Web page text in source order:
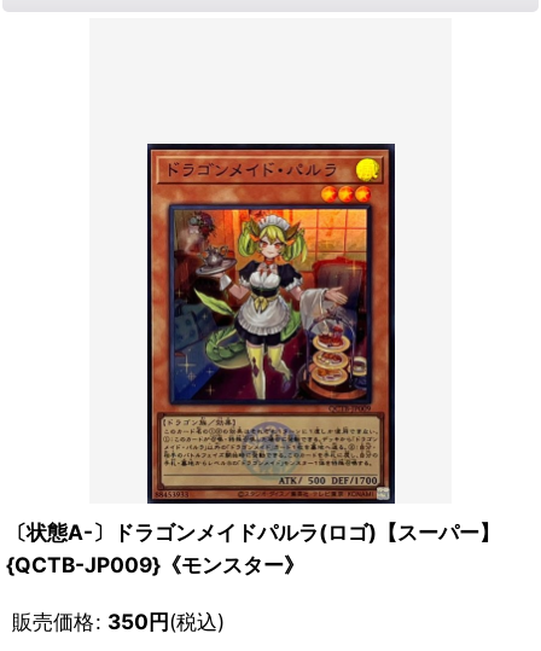
〔状態A-〕ドラゴンメイドパルラ(ロゴ)【スーパー】
{QCTB-JP009}《モンスター》
販売価格: 350円(税込)